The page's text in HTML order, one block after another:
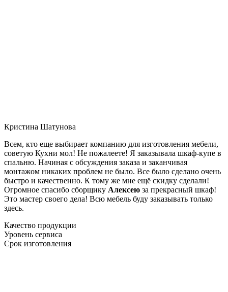
Кристина Шатунова
Всем, кто еще выбирает компанию для изготовления мебели,
советую Кухни мол! Не пожалеете! Я заказывала шкаф-купе в
спальню. Начиная с обсуждения заказа и заканчивая
монтажом никаких проблем не было. Все было сделано очень
быстро и качественно. К тому же мне ещё скидку сделали!
Огромное спасибо сборщику Алексею за прекрасный шкаф!
Это мастер своего дела! Всю мебель буду заказывать только
здесь.
Качество продукции
Уровень сервиса
Срок изготовления